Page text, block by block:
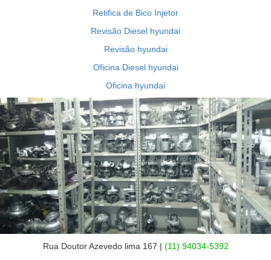
Retifica de Bico Injetor
Revisão Diesel hyundai
Revisão hyundai
Oficina Diesel hyundai
Oficina hyundai
Rua Doutor Azevedo lima 167 | (11) 94034-5392